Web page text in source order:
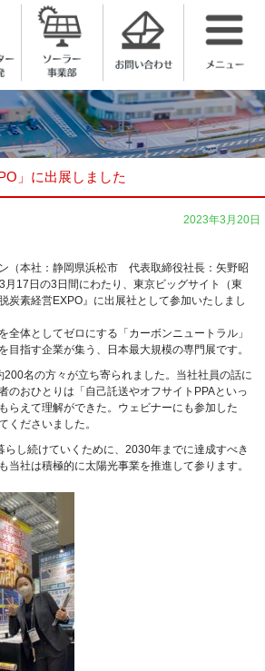
ン
」に出展しました
2023年3月20日
（本社：静岡県浜松市 代表取締役社長：矢野昭
17日の3日間にわたり、東京ビッグサイト（東
炭素経営EXPO』に出展社として参加いたしまし
全体としてゼロにする「カーボンニュートラル」
目指す企業が集う、日本最大規模の専門展です。
名の方々が立ち寄られました。当社社員の話に
のおひとりは「自己託送やオフサイトPPAといっ
らえて理解ができた。ウェビナーにも参加した
くださいました。
らし続けていくために、2030年までに達成すべき
当社は積極的に太陽光事業を推進して参ります。